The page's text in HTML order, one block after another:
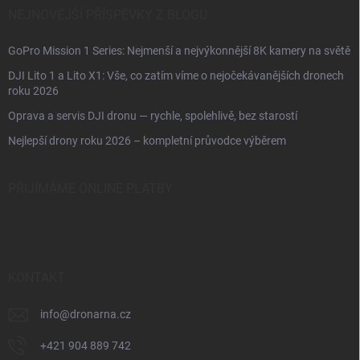
GoPro Mission 1 Series: Nejmenší a nejvýkonnější 8K kamery na světě
DJI Lito 1 a Lito X1: Vše, co zatím víme o nejočekávanějších dronech
roku 2026
Oprava a servis DJI dronu — rychle, spolehlivě, bez starostí
Nejlepší drony roku 2026 – kompletní průvodce výběrem
info@dronarna.cz
+421 904 889 742